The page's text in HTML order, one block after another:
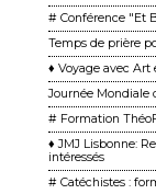
# Conférence "Et
Temps de prière
♦ Voyage avec
Journée
# Formation
♦ JMJ Lisbonne:
intéressés
# Catéchistes :